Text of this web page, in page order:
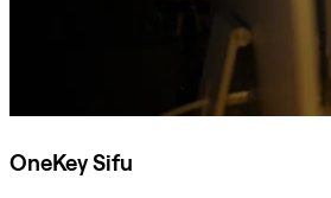
OneKey Sifu